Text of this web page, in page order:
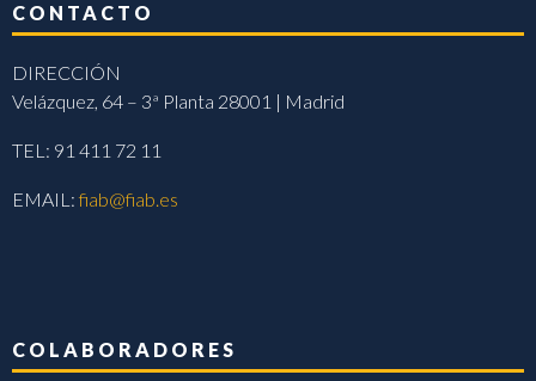
CONTACTO
DIRECCIÓN
Velázquez, 64 – 3ª Planta 28001 | Madrid
TEL: 91 411 72 11
EMAIL:fiab@fiab.es
COLABORADORES